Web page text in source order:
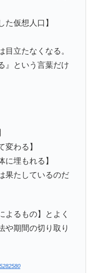
た仮想人口】
目立たなくなる。
』という言葉だけ
変わる】
に埋もれる】
果たしているのだ
よるもの】とよく
や期間の切り取り